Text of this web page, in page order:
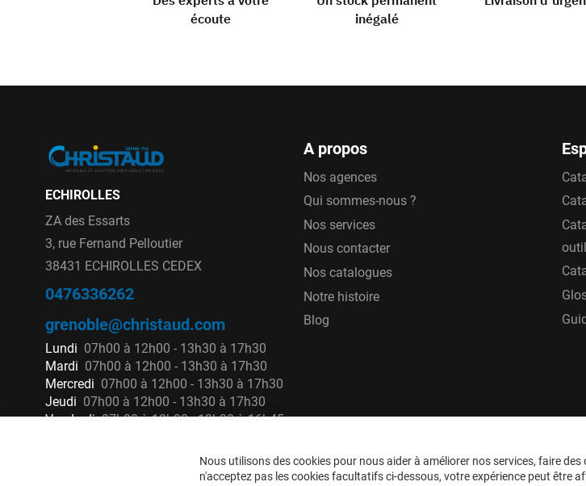
écoute
inégalé
ECHIROLLES
ZA des Essarts
3, rue Fernand Pelloutier
38431 ECHIROLLES CEDEX
0476336262
grenoble@christaud.com
Lundi 07h00 à 12h00 - 13h30 à 17h30
Mardi 07h00 à 12h00 - 13h30 à 17h30
Mercredi 07h00 à 12h00 - 13h30 à 17h30
Jeudi 07h00 à 12h00 - 13h30 à 17h30
Vendredi 07h00 à 12h00 - 13h30 à 16h45
A propos
Nos agences
Qui sommes-nous ?
Nos services
Nous contacter
Nos catalogues
Notre histoire
Blog
Nous utilisons des cookies pour nous aider à améliorer nos services, faire
n'acceptez pas les cookies facultatifs ci-dessous, votre expérience peut être